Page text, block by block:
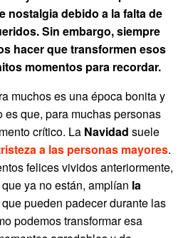
nostalgia debido a la falta de
Sin embargo, siempre
hacer que transformen esos
momentos para recordar.
muchos es una época bonita y
que, para muchas personas
crítico. La Navidad suele
a las personas mayores.
felices vividos anteriormente,
ya no están, amplían la
que pueden padecer durante las
podemos transformar esa